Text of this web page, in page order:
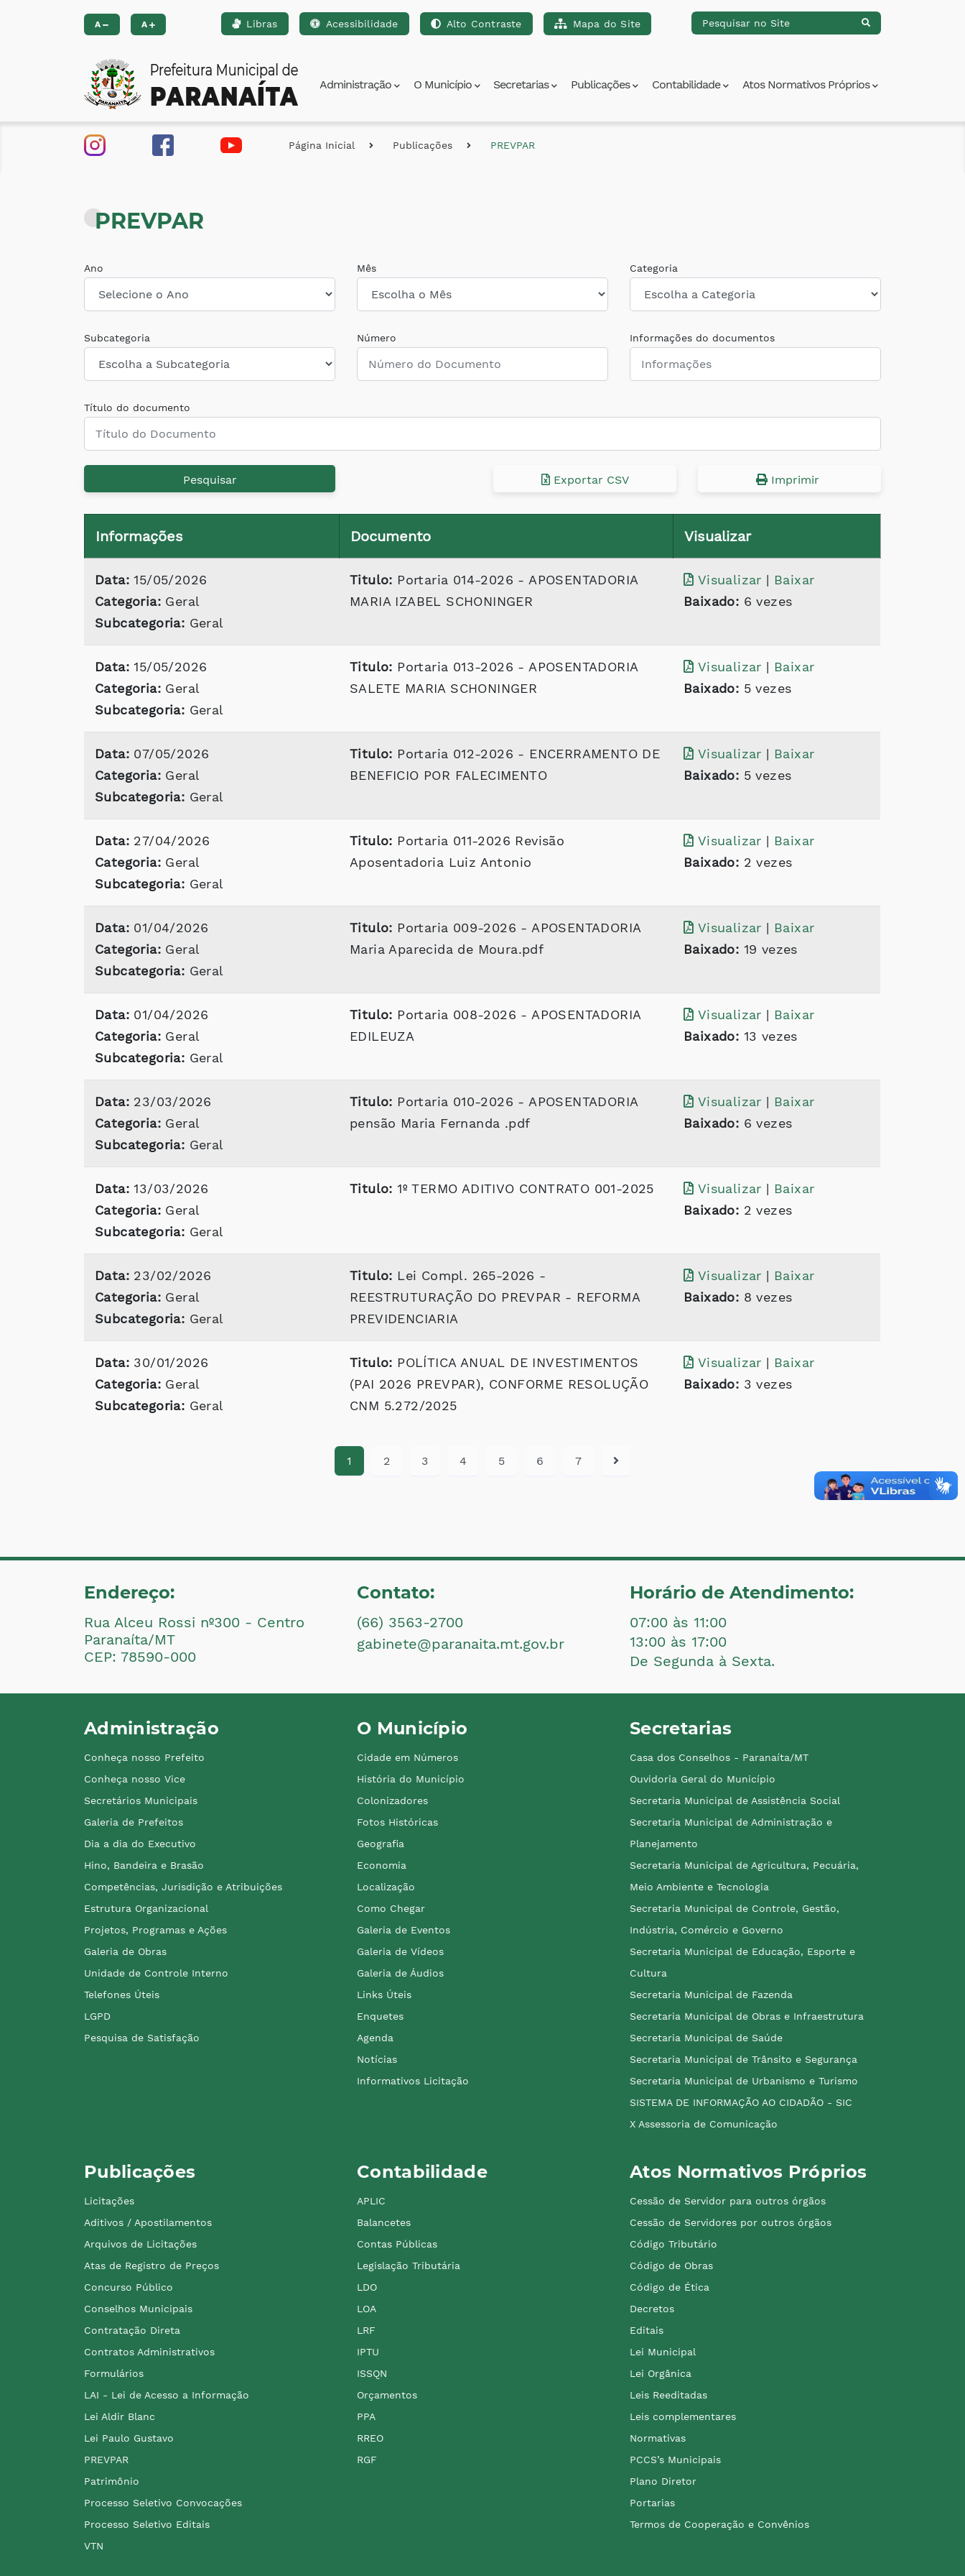
Ir para o conteúdo [alt+1] Ir para o menu [alt+2] Ir para a busca [alt+3] Ir para o rodapé [alt+4]
A A Libras Acessibilidade Alto Contraste Mapa do Site
Administração O Município Secretarias Publicações Contabilidade Atos Normativos Próprios
Página Inicial Publicações PREVPAR
PREVPAR
Ano Mês Categoria
Subcategoria Número Informações do documentos
Título do documento
Pesquisar Exportar CSV Imprimir
Informações Documento Visualizar
Data: 15/05/2026
Categoria: Geral
Subcategoria: Geral
Titulo: Portaria 014-2026 - APOSENTADORIA
MARIA IZABEL SCHONINGER
Visualizar | Baixar
Baixado: 6 vezes
Data: 15/05/2026
Categoria: Geral
Subcategoria: Geral
Titulo: Portaria 013-2026 - APOSENTADORIA
SALETE MARIA SCHONINGER
Visualizar | Baixar
Baixado: 5 vezes
Data: 07/05/2026
Categoria: Geral
Subcategoria: Geral
Titulo: Portaria 012-2026 - ENCERRAMENTO DE
BENEFICIO POR FALECIMENTO
Visualizar | Baixar
Baixado: 5 vezes
Data: 27/04/2026
Categoria: Geral
Subcategoria: Geral
Titulo: Portaria 011-2026 Revisão
Aposentadoria Luiz Antonio
Visualizar | Baixar
Baixado: 2 vezes
Data: 01/04/2026
Categoria: Geral
Subcategoria: Geral
Titulo: Portaria 009-2026 - APOSENTADORIA
Maria Aparecida de Moura.pdf
Visualizar | Baixar
Baixado: 19 vezes
Data: 01/04/2026
Categoria: Geral
Subcategoria: Geral
Titulo: Portaria 008-2026 - APOSENTADORIA
EDILEUZA
Visualizar | Baixar
Baixado: 13 vezes
Data: 23/03/2026
Categoria: Geral
Subcategoria: Geral
Titulo: Portaria 010-2026 - APOSENTADORIA
pensão Maria Fernanda .pdf
Visualizar | Baixar
Baixado: 6 vezes
Data: 13/03/2026
Categoria: Geral
Subcategoria: Geral
Titulo: 1º TERMO ADITIVO CONTRATO 001-2025 Visualizar | Baixar
Baixado: 2 vezes
Data: 23/02/2026
Categoria: Geral
Subcategoria: Geral
Titulo: Lei Compl. 265-2026 -
REESTRUTURAÇÃO DO PREVPAR - REFORMA
PREVIDENCIARIA
Visualizar | Baixar
Baixado: 8 vezes
Data: 30/01/2026
Categoria: Geral
Subcategoria: Geral
Titulo: POLÍTICA ANUAL DE INVESTIMENTOS
(PAI 2026 PREVPAR), CONFORME RESOLUÇÃO
CNM 5.272/2025
Visualizar | Baixar
Baixado: 3 vezes
1 2 3 4 5 6 7
Endereço:
Rua Alceu Rossi nº300 - Centro
Paranaíta/MT
CEP: 78590-000
Contato:
(66) 3563-2700
gabinete@paranaita.mt.gov.br
Horário de Atendimento:
07:00 às 11:00
13:00 às 17:00
De Segunda à Sexta.
Administração
Conheça nosso Prefeito
Conheça nosso Vice
Secretários Municipais
Galeria de Prefeitos
Dia a dia do Executivo
Hino, Bandeira e Brasão
Competências, Jurisdição e Atribuições
Estrutura Organizacional
Projetos, Programas e Ações
Galeria de Obras
Unidade de Controle Interno
Telefones Úteis
LGPD
Pesquisa de Satisfação
O Município
Cidade em Números
História do Município
Colonizadores
Fotos Históricas
Geografia
Economia
Localização
Como Chegar
Galeria de Eventos
Galeria de Vídeos
Galeria de Áudios
Links Úteis
Enquetes
Agenda
Notícias
Informativos Licitação
Secretarias
Casa dos Conselhos - Paranaíta/MT
Ouvidoria Geral do Município
Secretaria Municipal de Assistência Social
Secretaria Municipal de Administração e
Planejamento
Secretaria Municipal de Agricultura, Pecuária,
Meio Ambiente e Tecnologia
Secretaria Municipal de Controle, Gestão,
Indústria, Comércio e Governo
Secretaria Municipal de Educação, Esporte e
Cultura
Secretaria Municipal de Fazenda
Secretaria Municipal de Obras e Infraestrutura
Secretaria Municipal de Saúde
Secretaria Municipal de Trânsito e Segurança
Secretaria Municipal de Urbanismo e Turismo
SISTEMA DE INFORMAÇÃO AO CIDADÃO - SIC
X Assessoria de Comunicação
Publicações
Licitações
Aditivos / Apostilamentos
Arquivos de Licitações
Atas de Registro de Preços
Concurso Público
Conselhos Municipais
Contratação Direta
Contratos Administrativos
Formulários
LAI - Lei de Acesso a Informação
Lei Aldir Blanc
Lei Paulo Gustavo
PREVPAR
Patrimônio
Processo Seletivo Convocações
Processo Seletivo Editais
VTN
Contabilidade
APLIC
Balancetes
Contas Públicas
Legislação Tributária
LDO
LOA
LRF
IPTU
ISSQN
Orçamentos
PPA
RREO
RGF
Atos Normativos Próprios
Cessão de Servidor para outros órgãos
Cessão de Servidores por outros órgãos
Código Tributário
Código de Obras
Código de Ética
Decretos
Editais
Lei Municipal
Lei Orgânica
Leis Reeditadas
Leis complementares
Normativas
PCCS’s Municipais
Plano Diretor
Portarias
Termos de Cooperação e Convênios